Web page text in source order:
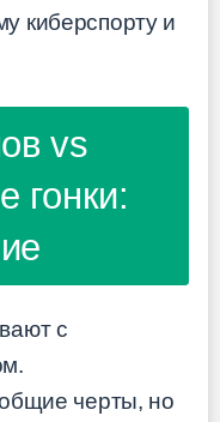
киберспорту и
vs
гонки:
с
черты, но